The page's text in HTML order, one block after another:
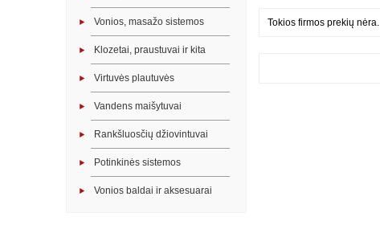
Vonios, masažo sistemos
Klozetai, praustuvai ir kita
Virtuvės plautuvės
Vandens maišytuvai
Rankšluosčių džiovintuvai
Potinkinės sistemos
Vonios baldai ir aksesuarai
Tokios firmos prekių nėra.